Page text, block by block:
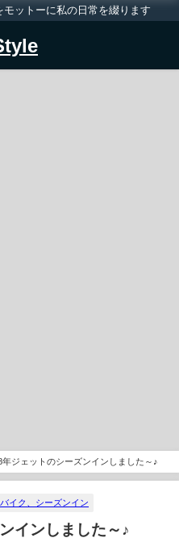
ットーに私の日常を綴ります
年ジェットのシーズンインしました～♪
イク、シーズンイン
インしました～♪